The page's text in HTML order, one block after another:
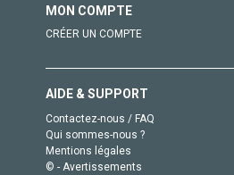
MON COMPTE
CRÉER UN COMPTE
AIDE & SUPPORT
Contactez-nous / FAQ
Qui sommes-nous ?
Mentions légales
© - Avertissements